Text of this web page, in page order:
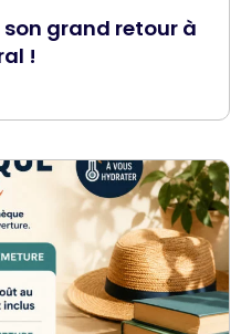
son grand retour à
!